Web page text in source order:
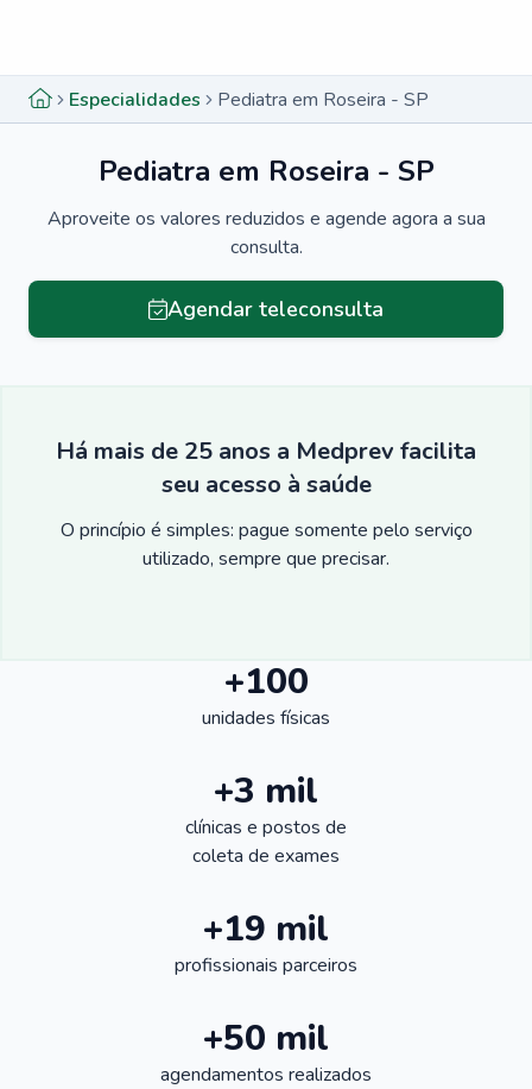
Especialidades Pediatra em Roseira - SP
Pediatra em Roseira - SP
Aproveite os valores reduzidos e agende agora a sua
consulta.
Agendar teleconsulta
Há mais de 25 anos a Medprev facilita
seu acesso à saúde
O princípio é simples: pague somente pelo serviço
utilizado, sempre que precisar.
+100
unidades físicas
+3 mil
clínicas e postos de
coleta de exames
+19 mil
profissionais parceiros
+50 mil
agendamentos realizados